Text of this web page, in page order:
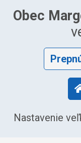
Obec
Nastavenie